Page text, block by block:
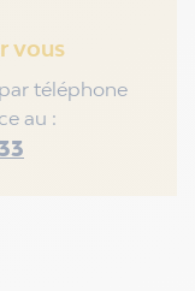
vous
téléphone
au :